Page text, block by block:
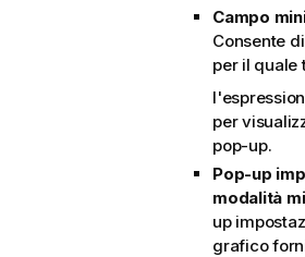
Campo
Consente
per il quale
per
pop-up.
Pop-up
modalità
up
grafico